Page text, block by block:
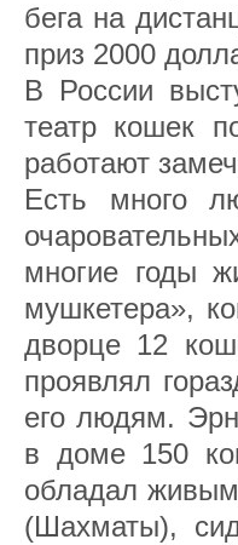
бега на
приз 2000
В России
театр кошек
работают
Есть много
многие годы
мушкетера»,
дворце 12
проявлял
его людям.
в доме 150
обладал
(Шахматы),